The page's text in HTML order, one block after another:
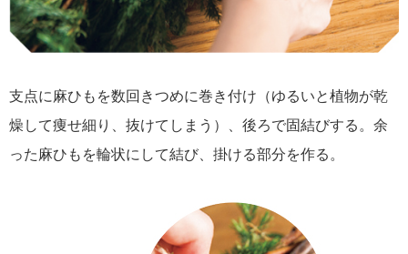
支点に麻ひもを数回きつめに巻き付け（ゆるいと植物が乾
燥して痩せ細り、抜けてしまう）、後ろで固結びする。余
った麻ひもを輪状にして結び、掛ける部分を作る。